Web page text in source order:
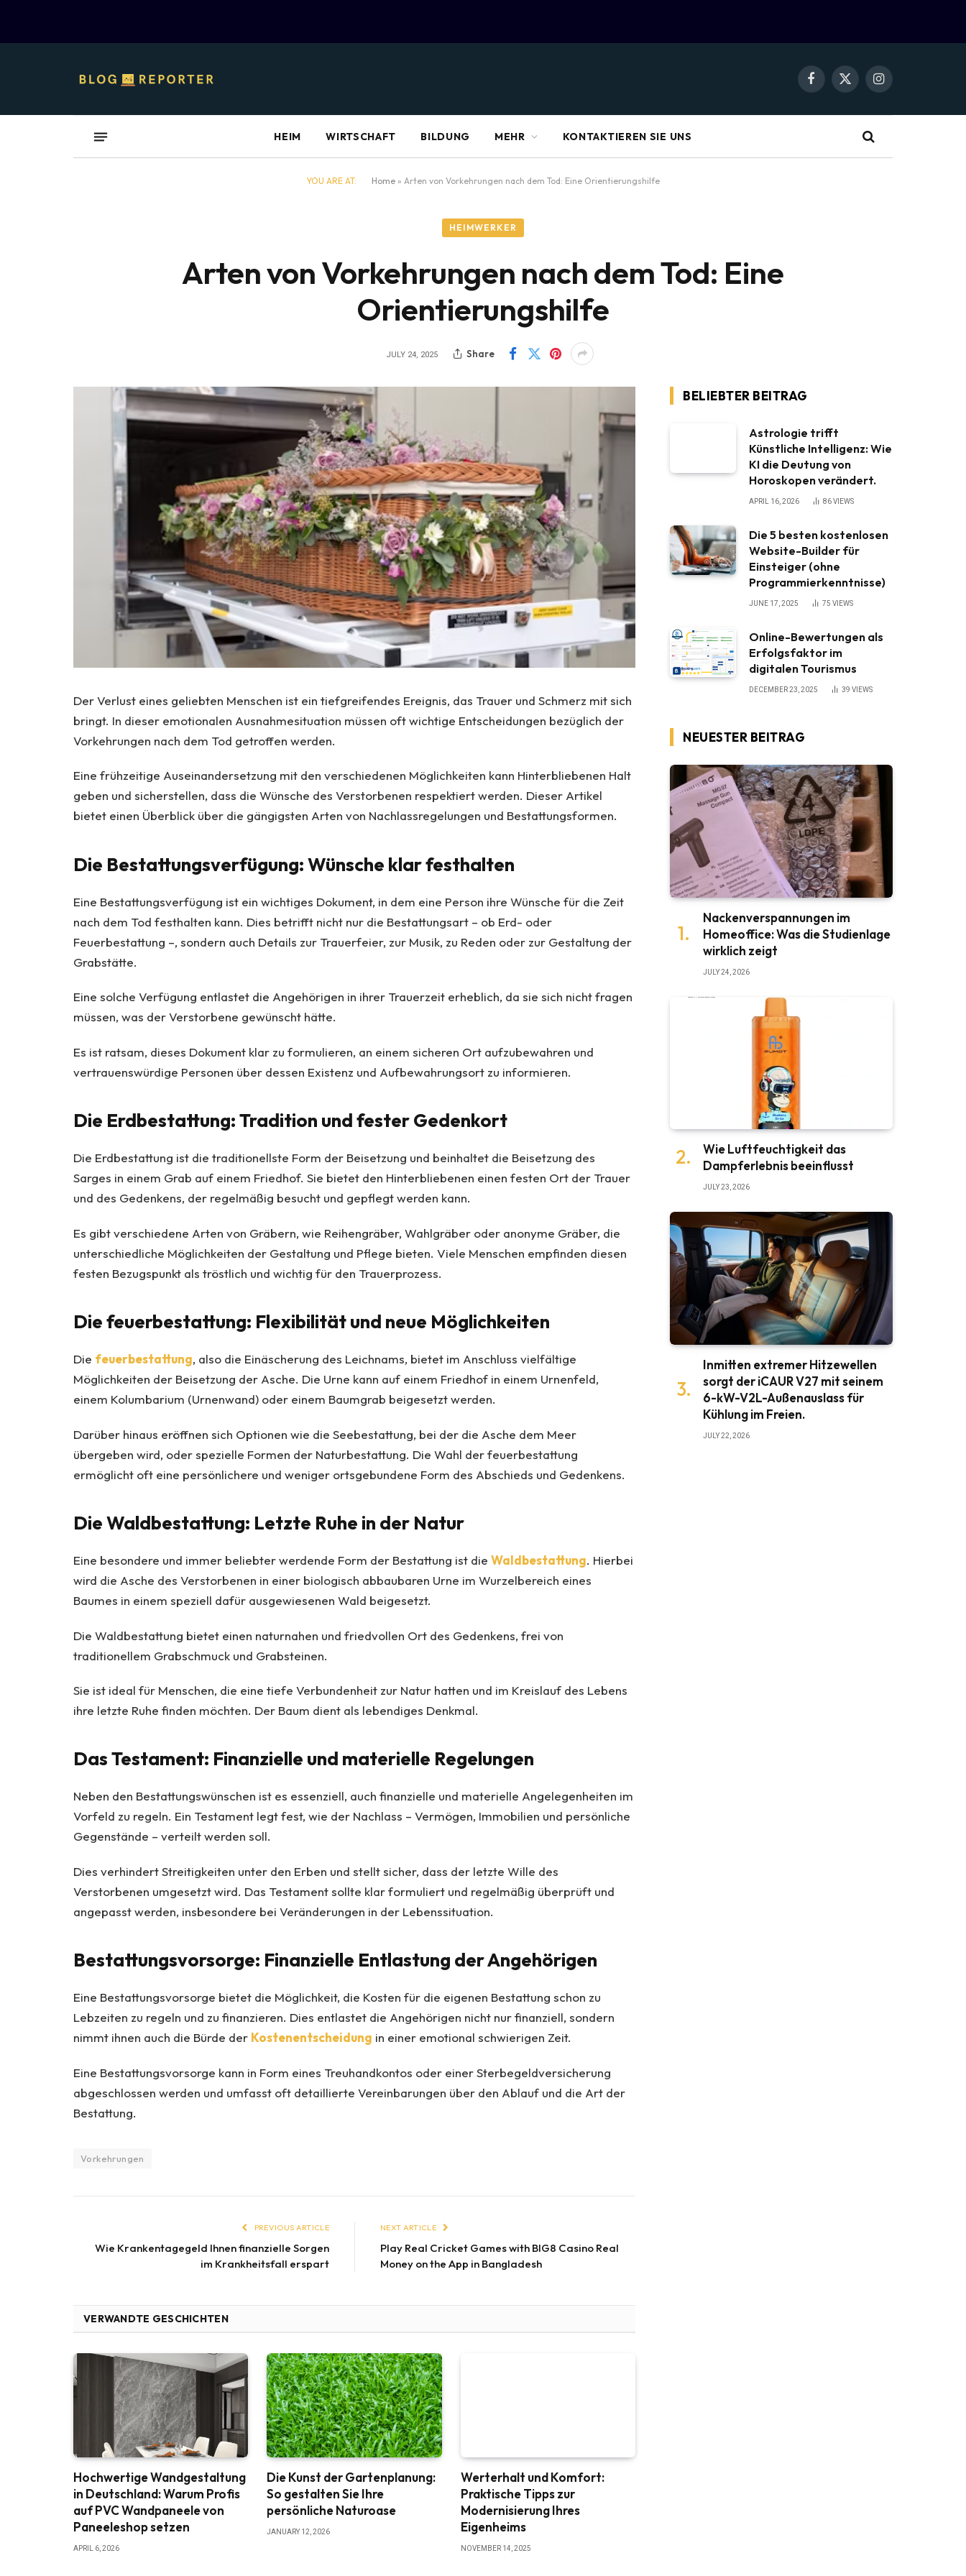
Facebook
X
Instagram
HEIM WIRTSCHAFT BILDUNG MEHR KONTAKTIEREN SIE UNS
YOU ARE AT: Home » Arten von Vorkehrungen nach dem Tod: Eine Orientierungshilfe
HEIMWERKER
Arten von Vorkehrungen nach dem Tod: Eine
Orientierungshilfe
JULY 24, 2025 Share
Der Verlust eines geliebten Menschen ist ein tiefgreifendes Ereignis, das Trauer und Schmerz mit sich
bringt. In dieser emotionalen Ausnahmesituation müssen oft wichtige Entscheidungen bezüglich der
Vorkehrungen nach dem Tod getroffen werden.
Eine frühzeitige Auseinandersetzung mit den verschiedenen Möglichkeiten kann Hinterbliebenen Halt
geben und sicherstellen, dass die Wünsche des Verstorbenen respektiert werden. Dieser Artikel
bietet einen Überblick über die gängigsten Arten von Nachlassregelungen und Bestattungsformen.
Die Bestattungsverfügung: Wünsche klar festhalten
Eine Bestattungsverfügung ist ein wichtiges Dokument, in dem eine Person ihre Wünsche für die Zeit
nach dem Tod festhalten kann. Dies betrifft nicht nur die Bestattungsart – ob Erd- oder
Feuerbestattung –, sondern auch Details zur Trauerfeier, zur Musik, zu Reden oder zur Gestaltung der
Grabstätte.
Eine solche Verfügung entlastet die Angehörigen in ihrer Trauerzeit erheblich, da sie sich nicht fragen
müssen, was der Verstorbene gewünscht hätte.
Es ist ratsam, dieses Dokument klar zu formulieren, an einem sicheren Ort aufzubewahren und
vertrauenswürdige Personen über dessen Existenz und Aufbewahrungsort zu informieren.
Die Erdbestattung: Tradition und fester Gedenkort
Die Erdbestattung ist die traditionellste Form der Beisetzung und beinhaltet die Beisetzung des
Sarges in einem Grab auf einem Friedhof. Sie bietet den Hinterbliebenen einen festen Ort der Trauer
und des Gedenkens, der regelmäßig besucht und gepflegt werden kann.
Es gibt verschiedene Arten von Gräbern, wie Reihengräber, Wahlgräber oder anonyme Gräber, die
unterschiedliche Möglichkeiten der Gestaltung und Pflege bieten. Viele Menschen empfinden diesen
festen Bezugspunkt als tröstlich und wichtig für den Trauerprozess.
Die feuerbestattung: Flexibilität und neue Möglichkeiten
Die feuerbestattung, also die Einäscherung des Leichnams, bietet im Anschluss vielfältige
Möglichkeiten der Beisetzung der Asche. Die Urne kann auf einem Friedhof in einem Urnenfeld,
einem Kolumbarium (Urnenwand) oder einem Baumgrab beigesetzt werden.
Darüber hinaus eröffnen sich Optionen wie die Seebestattung, bei der die Asche dem Meer
übergeben wird, oder spezielle Formen der Naturbestattung. Die Wahl der feuerbestattung
ermöglicht oft eine persönlichere und weniger ortsgebundene Form des Abschieds und Gedenkens.
Die Waldbestattung: Letzte Ruhe in der Natur
Eine besondere und immer beliebter werdende Form der Bestattung ist die Waldbestattung. Hierbei
wird die Asche des Verstorbenen in einer biologisch abbaubaren Urne im Wurzelbereich eines
Baumes in einem speziell dafür ausgewiesenen Wald beigesetzt.
Die Waldbestattung bietet einen naturnahen und friedvollen Ort des Gedenkens, frei von
traditionellem Grabschmuck und Grabsteinen.
Sie ist ideal für Menschen, die eine tiefe Verbundenheit zur Natur hatten und im Kreislauf des Lebens
ihre letzte Ruhe finden möchten. Der Baum dient als lebendiges Denkmal.
Das Testament: Finanzielle und materielle Regelungen
Neben den Bestattungswünschen ist es essenziell, auch finanzielle und materielle Angelegenheiten im
Vorfeld zu regeln. Ein Testament legt fest, wie der Nachlass – Vermögen, Immobilien und persönliche
Gegenstände – verteilt werden soll.
Dies verhindert Streitigkeiten unter den Erben und stellt sicher, dass der letzte Wille des
Verstorbenen umgesetzt wird. Das Testament sollte klar formuliert und regelmäßig überprüft und
angepasst werden, insbesondere bei Veränderungen in der Lebenssituation.
Bestattungsvorsorge: Finanzielle Entlastung der Angehörigen
Eine Bestattungsvorsorge bietet die Möglichkeit, die Kosten für die eigenen Bestattung schon zu
Lebzeiten zu regeln und zu finanzieren. Dies entlastet die Angehörigen nicht nur finanziell, sondern
nimmt ihnen auch die Bürde der Kostenentscheidung in einer emotional schwierigen Zeit.
Eine Bestattungsvorsorge kann in Form eines Treuhandkontos oder einer Sterbegeldversicherung
abgeschlossen werden und umfasst oft detaillierte Vereinbarungen über den Ablauf und die Art der
Bestattung.
Vorkehrungen
PREVIOUS ARTICLE
Wie Krankentagegeld Ihnen finanzielle Sorgen
im Krankheitsfall erspart
NEXT ARTICLE
Play Real Cricket Games with BIG8 Casino Real
Money on the App in Bangladesh
VERWANDTE GESCHICHTEN
Hochwertige Wandgestaltung
in Deutschland: Warum Profis
auf PVC Wandpaneele von
Paneeleshop setzen
APRIL 6, 2026
Die Kunst der Gartenplanung:
So gestalten Sie Ihre
persönliche Naturoase
JANUARY 12, 2026
Werterhalt und Komfort:
Praktische Tipps zur
Modernisierung Ihres
Eigenheims
NOVEMBER 14, 2025
BELIEBTER BEITRAG
Astrologie trifft
Künstliche Intelligenz: Wie
KI die Deutung von
Horoskopen verändert.
APRIL 16, 2026 86VIEWS
Die 5 besten kostenlosen
Website-Builder für
Einsteiger (ohne
Programmierkenntnisse)
JUNE 17, 2025 75 VIEWS
Online-Bewertungen als
Erfolgsfaktor im
digitalen Tourismus
DECEMBER 23, 2025 39 VIEWS
NEUESTER BEITRAG
Nackenverspannungen im
Homeoffice: Was die Studienlage
wirklich zeigt
JULY 24, 2026
Wie Luftfeuchtigkeit das
Dampferlebnis beeinflusst
JULY 23, 2026
Inmitten extremer Hitzewellen
sorgt der iCAUR V27 mit seinem
6-kW-V2L-Außenauslass für
Kühlung im Freien.
JULY 22, 2026